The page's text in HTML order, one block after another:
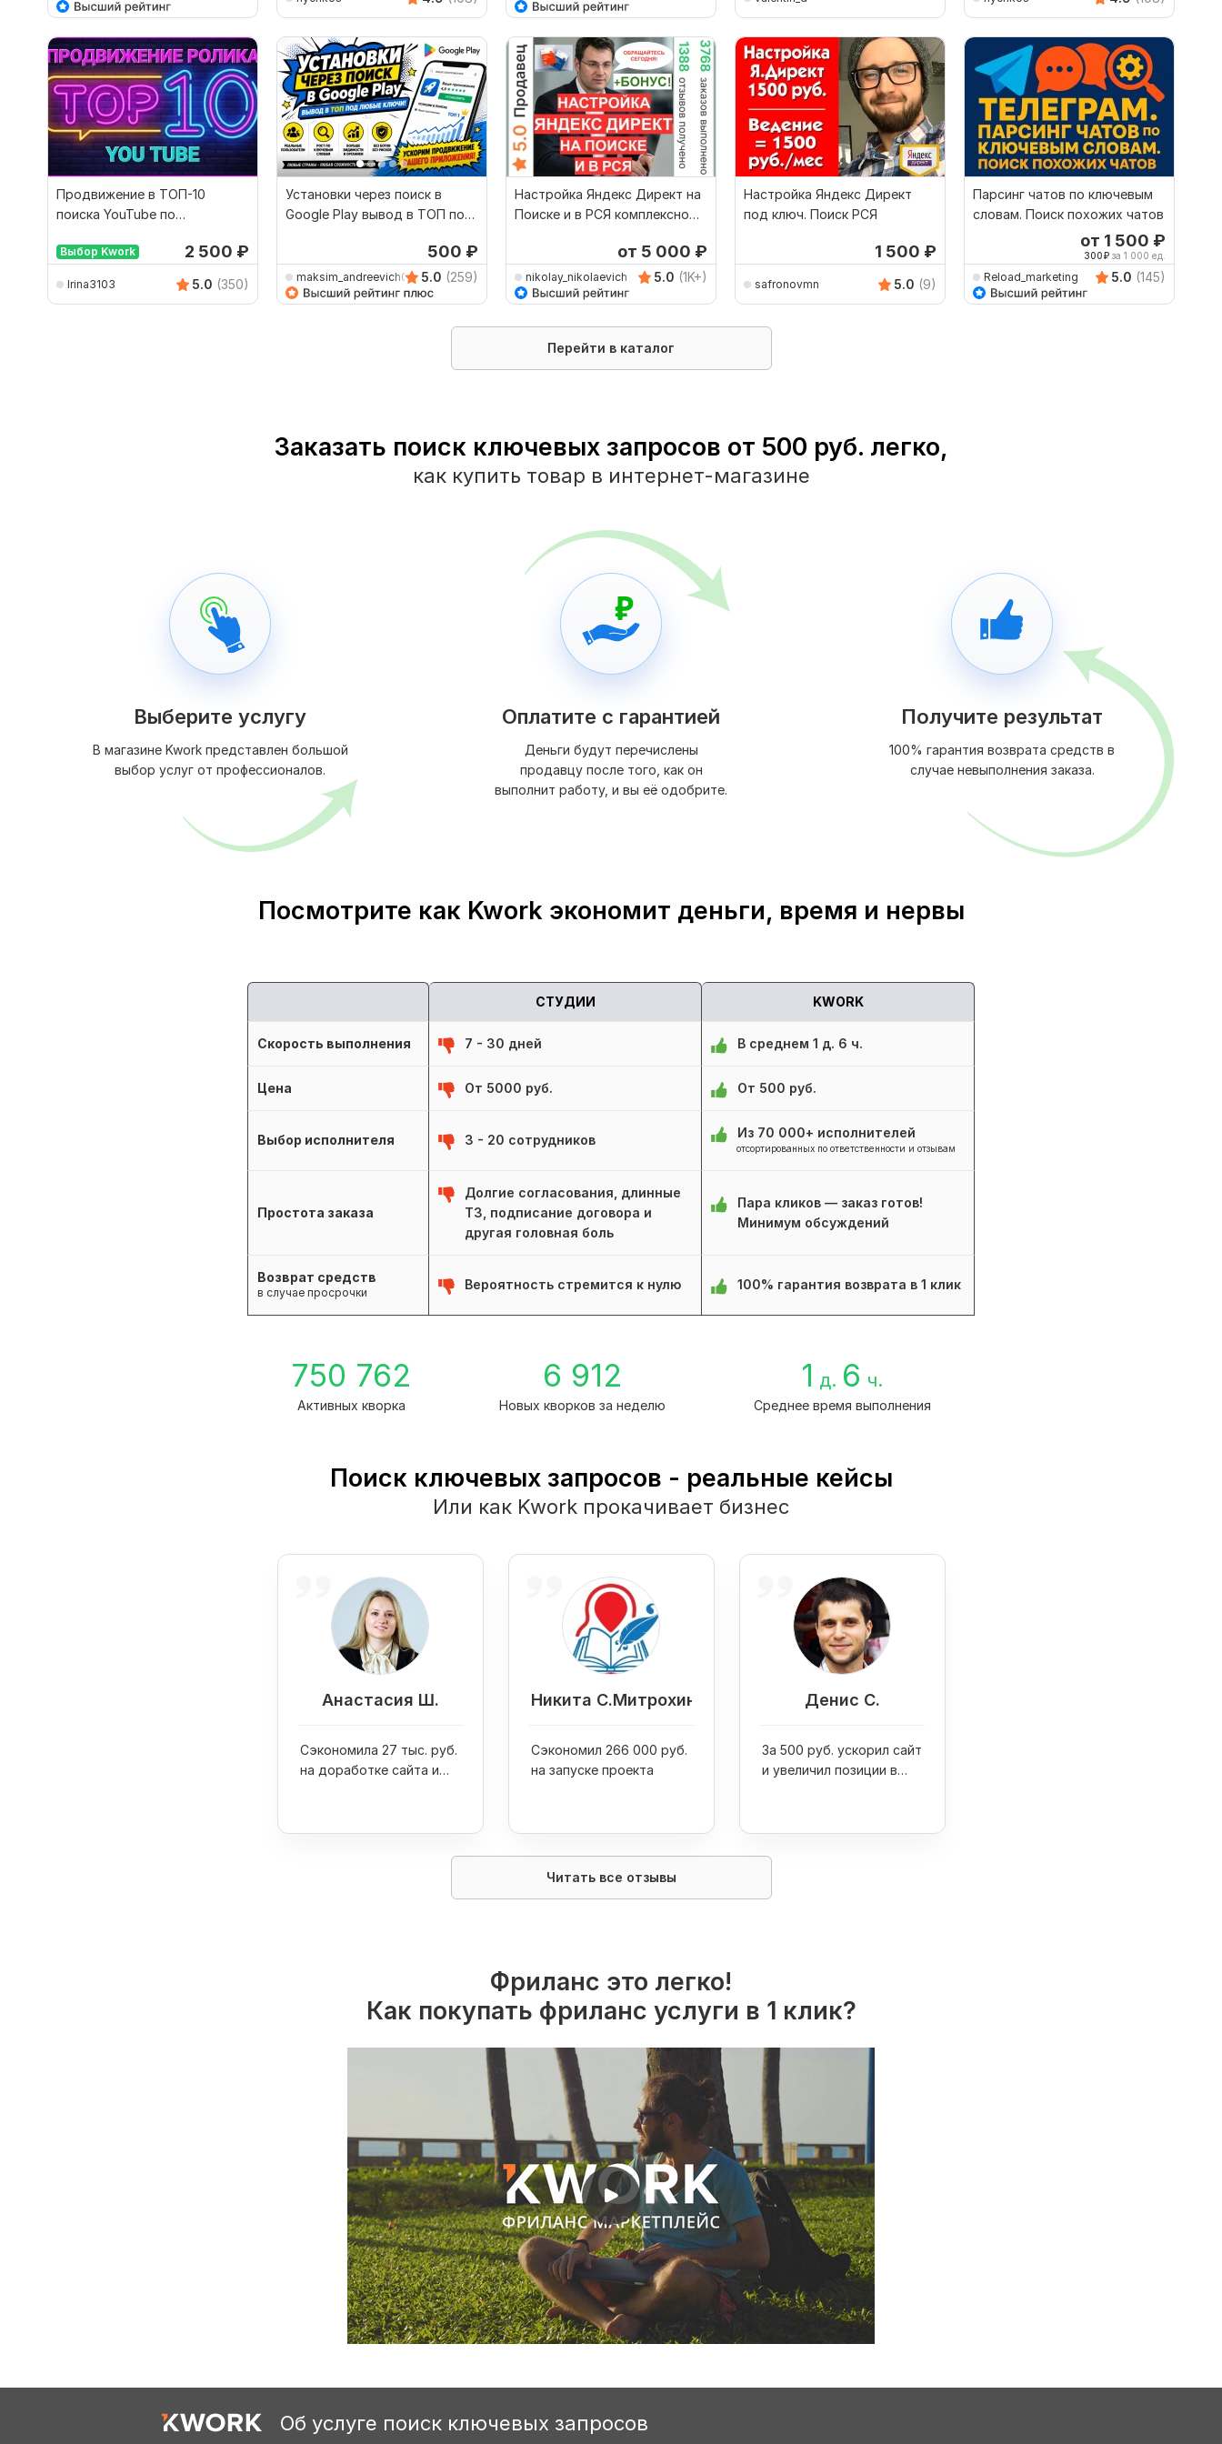
Продвижение в ТОП-10
поиска YouTube по
Выбор Kwork 2 500 ₽
Irina3103 5.0 (350)
Установки через поиск в
Google Play вывод в ТОП под
500 ₽
maksim_andreevich0 5.0 (259)
Настройка Яндекс Директ на
Поиске и в РСЯ комплексно
от 5 000 ₽
nikolay_nikolaevich 5.0 (1K+)
Настройка Яндекс Директ
под ключ. Поиск РСЯ
1 500 ₽
safronovmn 5.0 (9)
Парсинг чатов по ключевым
словам. Поиск похожих чатов
от 1 500 ₽
300₽ за 1 000 ед.
Reload_marketing 5.0 (145)
Перейти в каталог
Заказать поиск ключевых запросов от 500 руб. легко,
как купить товар в интернет-магазине
Выберите услугу
В магазине Kwork представлен большой
выбор услуг от профессионалов.
Оплатите с гарантией
Деньги будут перечислены
продавцу после того, как он
выполнит работу, и вы её одобрите.
Получите результат
100% гарантия возврата средств в
случае невыполнения заказа.
Посмотрите как Kwork экономит деньги, время и нервы
СТУДИИ KWORK
Скорость выполнения 7 - 30 дней В среднем 1 д. 6 ч.
Цена От 5000 руб. От 500 руб.
Выбор исполнителя 3 - 20 сотрудников Из 70 000+ исполнителей
отсортированных по ответственности и отзывам
Простота заказа
Долгие согласования, длинные
ТЗ, подписание договора и
другая головная боль
Пара кликов — заказ готов!
Минимум обсуждений
Возврат средств
в случае просрочки
Вероятность стремится к нулю 100% гарантия возврата в 1 клик
750 762
Активных кворка
6 912
Новых кворков за неделю
1 д. 6 ч.
Среднее время выполнения
Поиск ключевых запросов - реальные кейсы
Или как Kwork прокачивает бизнес
Анастасия Ш.
Сэкономила 27 тыс. руб.
на доработке сайта и
раза
Никита С.Митрохин
Сэкономил 266 000 руб.
на запуске проекта
Денис С.
За 500 руб. ускорил сайт
и увеличил позиции в
Читать все отзывы
Фриланс это легко!
Как покупать фриланс услуги в 1 клик?
Об услуге поиск ключевых запросов